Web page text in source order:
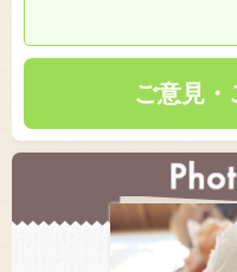
ご意見・